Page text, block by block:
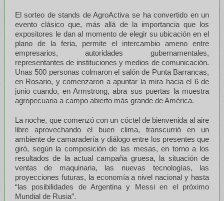
El sorteo de stands de AgroActiva se ha convertido en un
evento clásico que, más allá de la importancia que los
expositores le dan al momento de elegir su ubicación en el
plano de la feria, permite el intercambio ameno entre
empresarios, autoridades gubernamentales,
representantes de instituciones y medios de comunicación.
Unas 500 personas colmaron el salón de Punta Barrancas,
en Rosario, y comenzaron a apuntar la mira hacia el 6 de
junio cuando, en Armstrong, abra sus puertas la muestra
agropecuaria a campo abierto más grande de América.
La noche, que comenzó con un cóctel de bienvenida al aire
libre aprovechando el buen clima, transcurrió en un
ambiente de camaradería y diálogo entre los presentes que
giró, según la composición de las mesas, en torno a los
resultados de la actual campaña gruesa, la situación de
ventas de maquinaria, las nuevas tecnologías, las
proyecciones futuras, la economía a nivel nacional y hasta
“las posibilidades de Argentina y Messi en el próximo
Mundial de Rusia”.